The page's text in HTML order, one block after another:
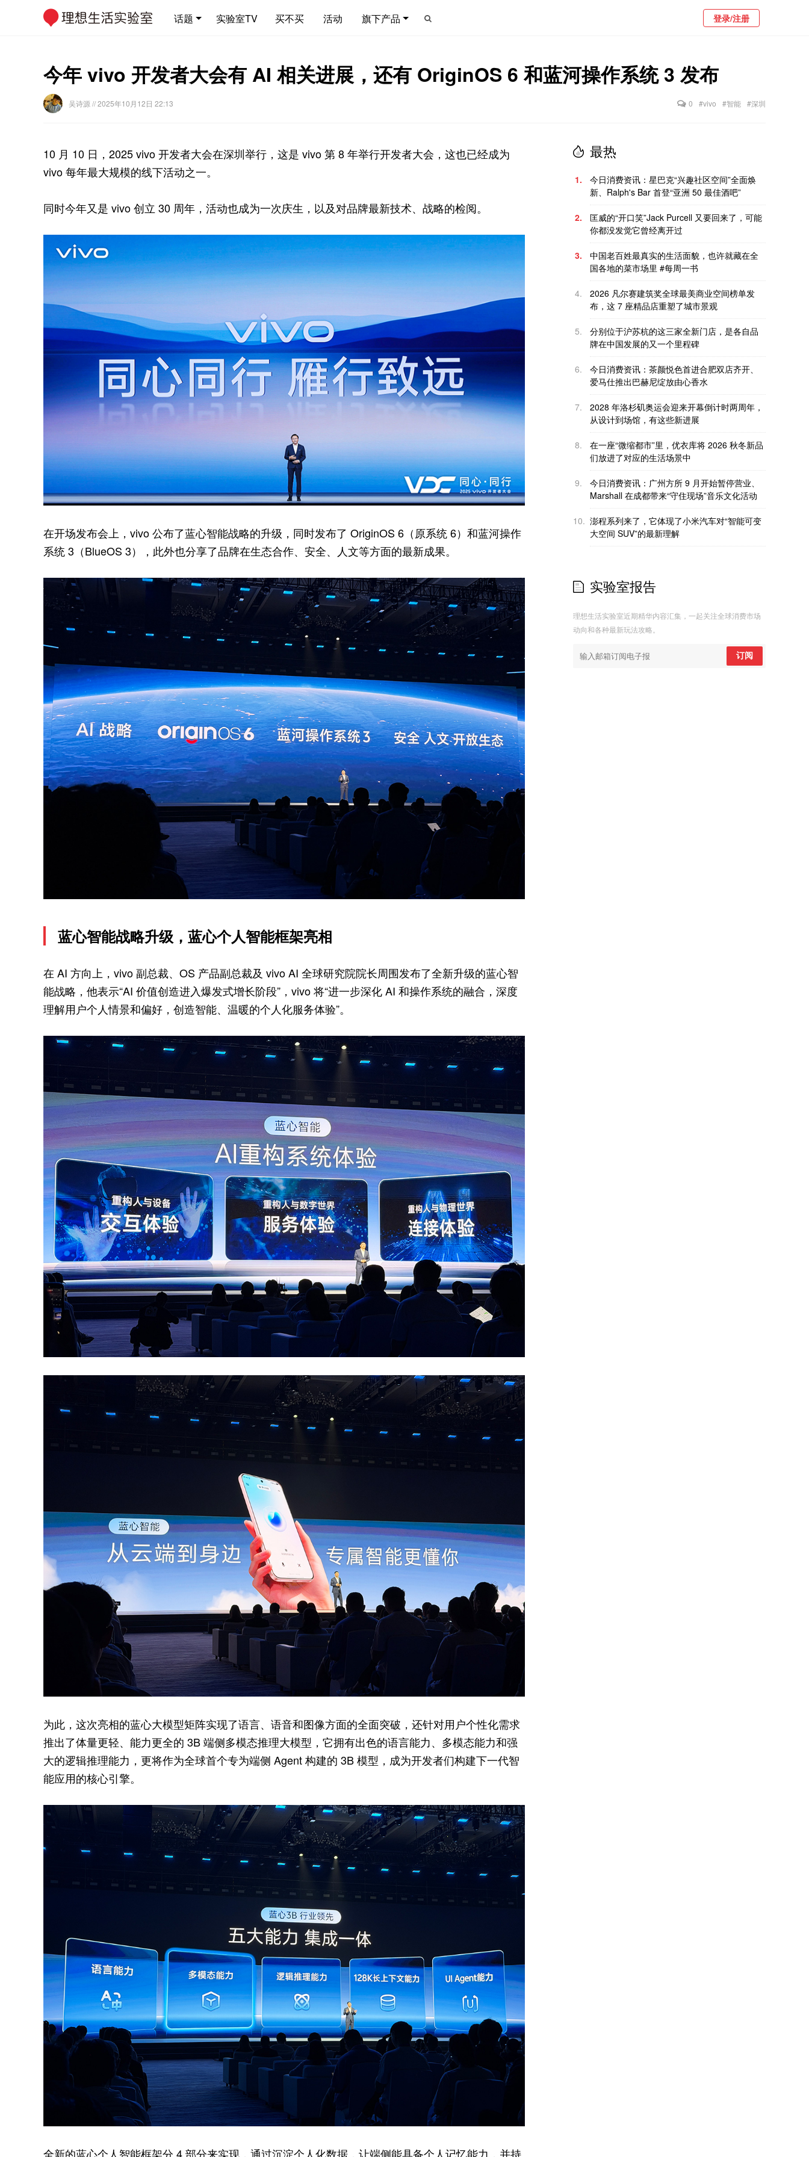
话题 实验室TV 买不买 活动 旗下产品 登录/注册
今年 vivo 开发者大会有 AI 相关进展，还有 OriginOS 6 和蓝河操作系统 3 发布
吴诗源 // 2025年10月12日 22:13 0 #vivo #智能 #深圳
10 月 10 日，2025 vivo 开发者大会在深圳举行，这是 vivo 第 8 年举行开发者大会，这也已经成为
vivo 每年最大规模的线下活动之一。
同时今年又是 vivo 创立 30 周年，活动也成为一次庆生，以及对品牌最新技术、战略的检阅。
在开场发布会上，vivo 公布了蓝心智能战略的升级，同时发布了 OriginOS 6（原系统 6）和蓝河操作
系统 3（BlueOS 3），此外也分享了品牌在生态合作、安全、人文等方面的最新成果。
蓝心智能战略升级，蓝心个人智能框架亮相
在 AI 方向上，vivo 副总裁、OS 产品副总裁及 vivo AI 全球研究院院长周围发布了全新升级的蓝心智
能战略，他表示“AI 价值创造进入爆发式增长阶段”，vivo 将“进一步深化 AI 和操作系统的融合，深度
理解用户个人情景和偏好，创造智能、温暖的个人化服务体验”。
为此，这次亮相的蓝心大模型矩阵实现了语言、语音和图像方面的全面突破，还针对用户个性化需求
推出了体量更轻、能力更全的 3B 端侧多模态推理大模型，它拥有出色的语言能力、多模态能力和强
大的逻辑推理能力，更将作为全球首个专为端侧 Agent 构建的 3B 模型，成为开发者们构建下一代智
能应用的核心引擎。
全新的蓝心个人智能框架分 4 部分来实现，通过沉淀个人化数据，让端侧能具备个人记忆能力，并持
最热
1.
今日消费资讯：星巴克“兴趣社区空间”全面焕
新、Ralph's Bar 首登“亚洲 50 最佳酒吧”
2.
匡威的“开口笑”Jack Purcell 又要回来了，可能
你都没发觉它曾经离开过
3.
中国老百姓最真实的生活面貌，也许就藏在全
国各地的菜市场里 #每周一书
4.
2026 凡尔赛建筑奖全球最美商业空间榜单发
布，这 7 座精品店重塑了城市景观
5.
分别位于沪苏杭的这三家全新门店，是各自品
牌在中国发展的又一个里程碑
6.
今日消费资讯：茶颜悦色首进合肥双店齐开、
爱马仕推出巴赫尼绽放由心香水
7.
2028 年洛杉矶奥运会迎来开幕倒计时两周年，
从设计到场馆，有这些新进展
8.
在一座“微缩都市”里，优衣库将 2026 秋冬新品
们放进了对应的生活场景中
9.
今日消费资讯：广州方所 9 月开始暂停营业、
Marshall 在成都带来“守住现场”音乐文化活动
10. 澎程系列来了，它体现了小米汽车对“智能可变
大空间 SUV”的最新理解
实验室报告
理想生活实验室近期精华内容汇集，一起关注全球消费市场
动向和各种最新玩法攻略。